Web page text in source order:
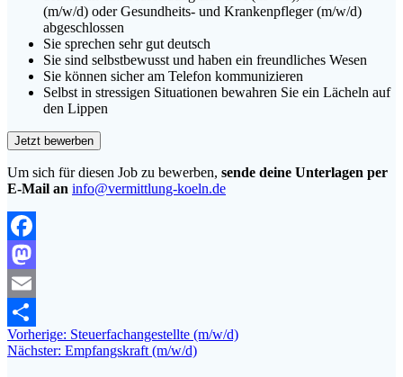
(m/w/d) oder Gesundheits- und Krankenpfleger (m/w/d)
abgeschlossen
Sie sprechen sehr gut deutsch
Sie sind selbstbewusst und haben ein freundliches Wesen
Sie können sicher am Telefon kommunizieren
Selbst in stressigen Situationen bewahren Sie ein Lächeln auf
den Lippen
Um sich für diesen Job zu bewerben, sende deine Unterlagen per
E-Mail an info@vermittlung-koeln.de
Facebook
Mastodon
Email
Teilen
Beitragsnavigation
Vorherige: Vorheriger
Beitrag:
Steuerfachangestellte (m/w/d)
Nächster: Nächster
Empfangskraft (m/w/d)